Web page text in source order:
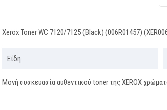
Xerox Toner WC 7120/7125 (Black) (006R01457)
Είδη
Μονή συσκευασία αυθεντικού toner της XEROX